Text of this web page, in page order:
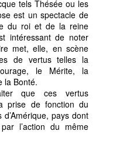
tels Thésée ou les
est un spectacle de
du roi et de la reine
intéressant de noter
met, elle, en scène
de vertus telles la
le Mérite, la
la Bonté.
que ces vertus
prise de fonction du
pays dont
l’action du même